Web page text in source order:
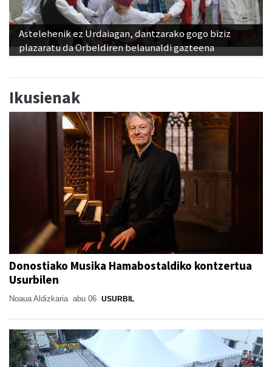
Astelehenik ez Urdaiagan, dantzarako gogo biziz
plazaratu da Orbeldiren belaunaldi gazteena
Ikusienak
Donostiako Musika Hamabostaldiko kontzertua
Usurbilen
Noaua Aldizkaria abu 06 USURBIL